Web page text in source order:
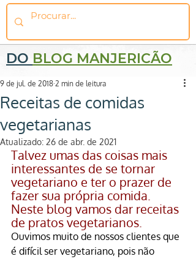
DO BLOG MANJERICÃO
Receitas de comidas
vegetarianas
9 de jul. de 2018 2 min de leitura
Atualizado: 26 de abr. de 2021
Talvez umas das coisas mais
interessantes de se tornar
vegetariano e ter o prazer de
fazer sua própria comida.
Neste blog vamos dar receitas
de pratos vegetarianos.
Ouvimos muito de nossos clientes que
é difícil ser vegetariano, pois não